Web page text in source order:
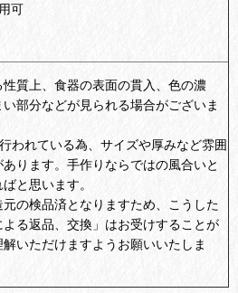
可
質上、食器の表面の貫入、色の濃
部分などが見られる場合がございま
われている為、サイズや厚みなど雰囲
ります。手作りならではの風合いと
と思います。
元の検品済となりますため、こうした
る返品、交換」はお受けすることが
いただけますようお願いいたしま